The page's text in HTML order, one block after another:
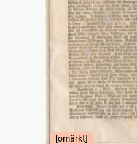
[omärkt]